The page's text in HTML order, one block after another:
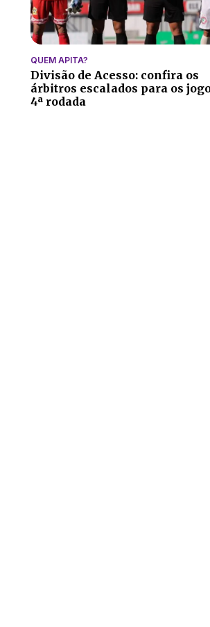
QUEM APITA?
Divisão de Acesso: confira os
árbitros escalados para os
4ª rodada